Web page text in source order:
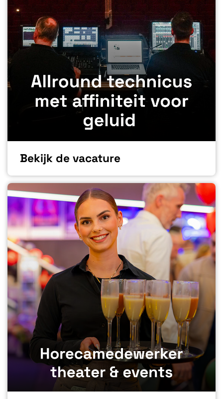
Bekijk de vacature